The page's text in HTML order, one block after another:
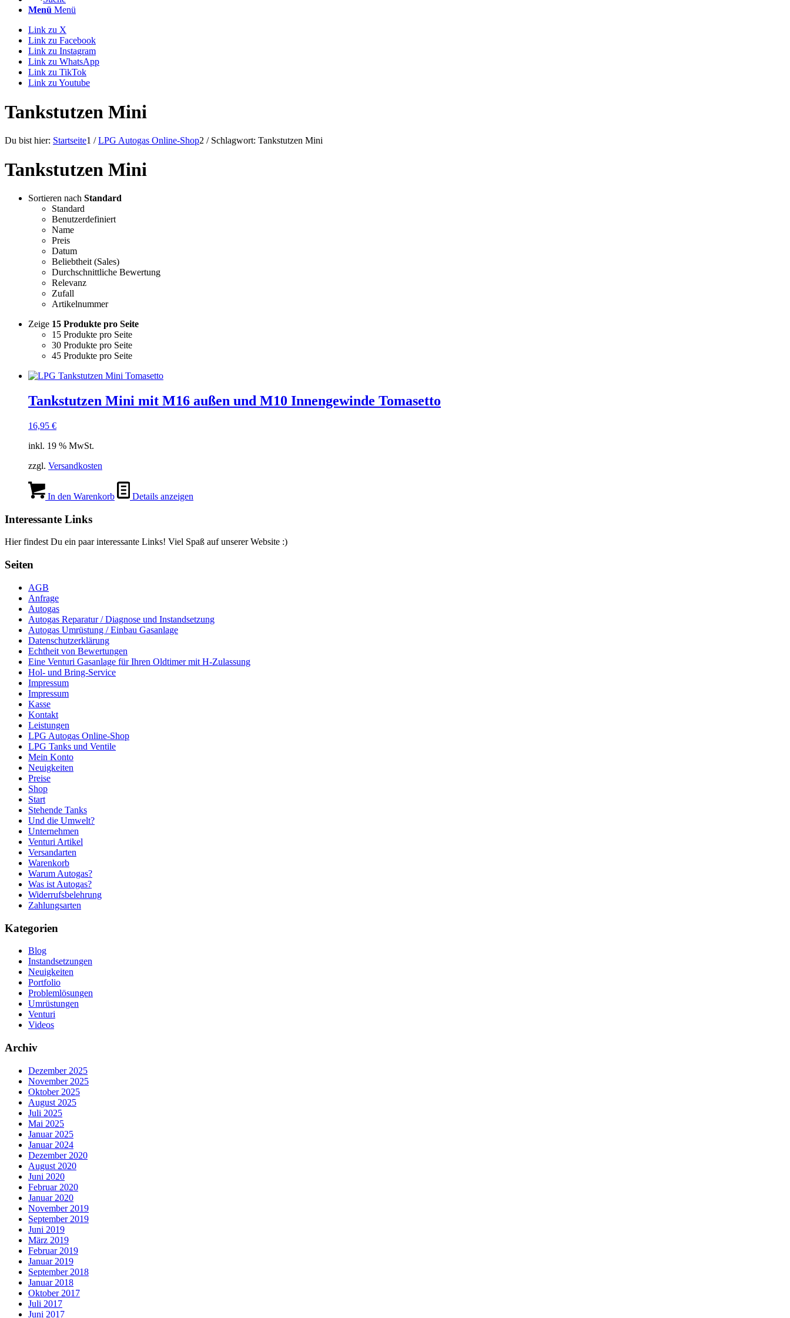
Menü Menü
Link zu X
Link zu Facebook
Link zu Instagram
Link zu WhatsApp
Link zu TikTok
Link zu Youtube
Tankstutzen Mini
Du bist hier: Startseite1 / LPG Autogas Online-Shop2 / Schlagwort: Tankstutzen Mini
Tankstutzen Mini
Sortieren nach Standard
Standard
Benutzerdefiniert
Name
Preis
Datum
Beliebtheit (Sales)
Durchschnittliche Bewertung
Relevanz
Zufall
Artikelnummer
Zeige 15 Produkte pro Seite
15 Produkte pro Seite
30 Produkte pro Seite
45 Produkte pro Seite
Tankstutzen Mini mit M16 außen und M10 Innengewinde Tomasetto
16,95 €
inkl. 19 % MwSt.
zzgl. Versandkosten
In den Warenkorb Details anzeigen
Interessante Links
Hier findest Du ein paar interessante Links! Viel Spaß auf unserer Website :)
Seiten
AGB
Anfrage
Autogas
Autogas Reparatur / Diagnose und Instandsetzung
Autogas Umrüstung / Einbau Gasanlage
Datenschutzerklärung
Echtheit von Bewertungen
Eine Venturi Gasanlage für Ihren Oldtimer mit H-Zulassung
Hol- und Bring-Service
Impressum
Impressum
Kasse
Kontakt
Leistungen
LPG Autogas Online-Shop
LPG Tanks und Ventile
Mein Konto
Neuigkeiten
Preise
Shop
Start
Stehende Tanks
Und die Umwelt?
Unternehmen
Venturi Artikel
Versandarten
Warenkorb
Warum Autogas?
Was ist Autogas?
Widerrufsbelehrung
Zahlungsarten
Kategorien
Blog
Instandsetzungen
Neuigkeiten
Portfolio
Problemlösungen
Umrüstungen
Venturi
Videos
Archiv
Dezember 2025
November 2025
Oktober 2025
August 2025
Juli 2025
Mai 2025
Januar 2025
Januar 2024
Dezember 2020
August 2020
Juni 2020
Februar 2020
Januar 2020
November 2019
September 2019
Juni 2019
März 2019
Februar 2019
Januar 2019
September 2018
Januar 2018
Oktober 2017
Juli 2017
Juni 2017